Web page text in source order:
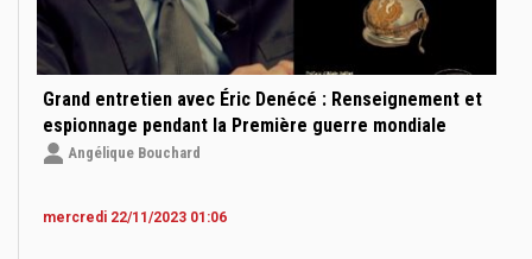
Grand entretien avec Éric Denécé : Renseignement et
espionnage pendant la Première guerre mondiale
Angélique Bouchard
mercredi 22/11/2023 01:06